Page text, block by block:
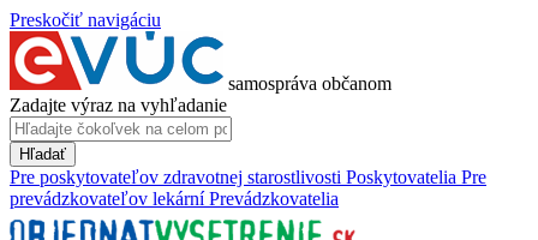
Preskočiť navigáciu
samospráva občanom
Zadajte výraz na vyhľadanie
Hľadať
Pre poskytovateľov zdravotnej starostlivosti Poskytovatelia Pre
prevádzkovateľov lekární Prevádzkovatelia